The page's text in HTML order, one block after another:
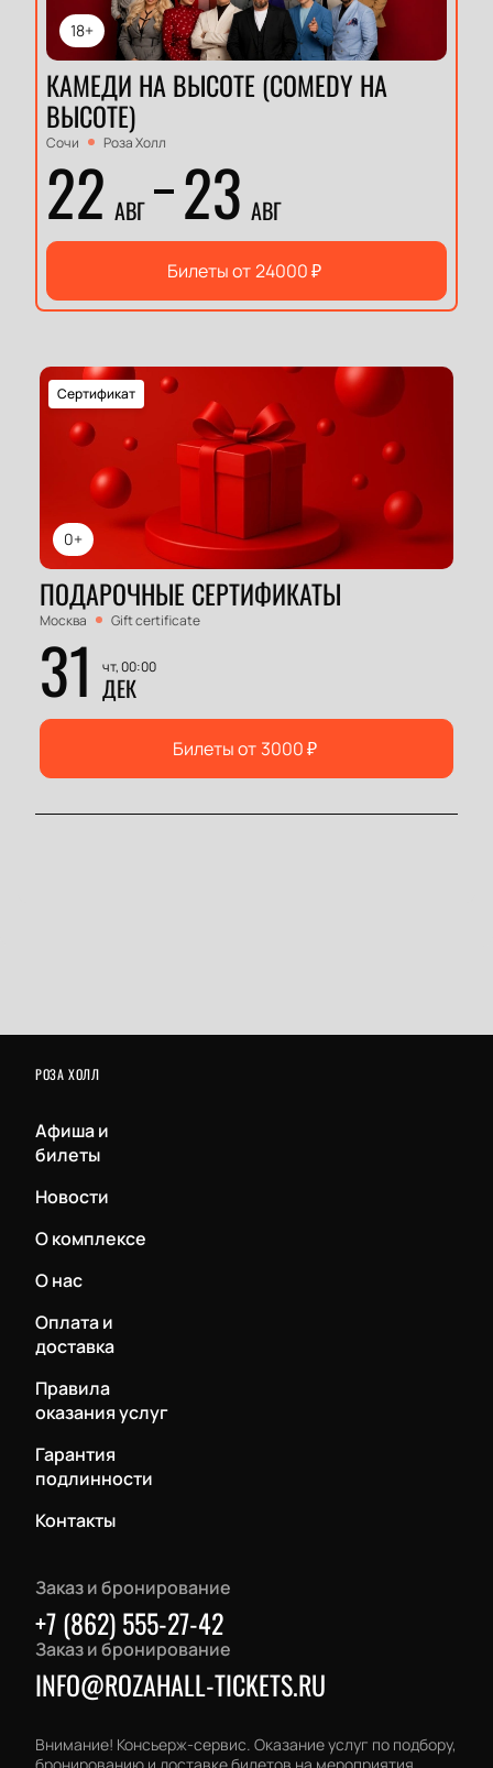
18+
КАМЕДИ НА ВЫСОТЕ (COMEDY НА
ВЫСОТЕ)
Сочи Роза Холл
22 АВГ 23 АВГ
Билеты от24000₽
0+
Сертификат
ПОДАРОЧНЫЕ СЕРТИФИКАТЫ
Москва Gift certificate
31 чт, 00:00
ДЕК
Билеты от 3000₽
РОЗА ХОЛЛ
Афиша и
билеты
Новости
О комплексе
О нас
Оплата и
доставка
Правила
оказания услуг
Гарантия
подлинности
Контакты
Заказ и бронирование
+7 (862) 555-27-42
Заказ и бронирование
INFO@ROZAHALL-TICKETS.RU
Внимание! Консьерж-сервис. Оказание услуг по подбору,